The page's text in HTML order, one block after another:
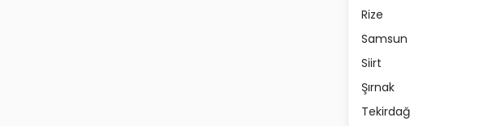
Rize
Samsun
Siirt
Şırnak
Tekirdağ